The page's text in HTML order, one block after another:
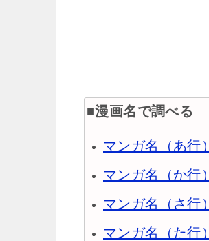
■漫画名で調べる
マンガ名（あ行）
マンガ名（か行）
マンガ名（さ行）
マンガ名（た行）